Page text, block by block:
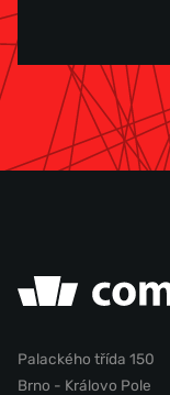
Palackého třída 150
Brno - Královo Pole